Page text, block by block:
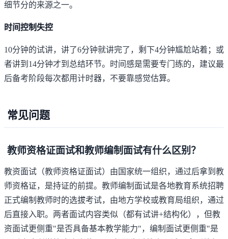
细节分的来源之一。
时间控制失控
10分钟的试讲，讲了6分钟就讲完了，剩下4分钟尴尬站着；或
者讲到14分钟才到总结环节。时间感是需要专门练的，建议最
后备考阶段每次都用计时器，不要靠感觉估算。
常见问题
教师资格证面试和教师编制面试有什么区别？
教资面试（教师资格证面试）由国家统一组织，通过后拿到教
师资格证，是持证的前提。教师编制面试是各地教育系统招聘
正式编制教师时的选拔考试，由地方学校或教育局组织，通过
后直接入职。两者面试内容类似（都有试讲+结构化），但教
资面试更侧重"是否具备基本教学能力"，编制面试更侧重"是